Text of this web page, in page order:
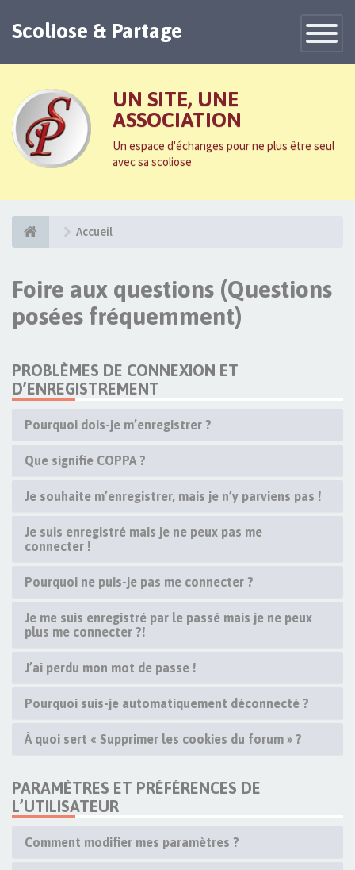
Toggle
Scoliose & Partage
UN SITE, UNE
ASSOCIATION
Un espace d'échanges pour ne plus être seul
avec sa scoliose
Accueil
Foire aux questions (Questions
posées fréquemment)
PROBLÈMES DE CONNEXION ET
D’ENREGISTREMENT
Pourquoi dois-je m’enregistrer ?
Que signifie COPPA ?
Je souhaite m’enregistrer, mais je n’y parviens pas !
Je suis enregistré mais je ne peux pas me
connecter !
Pourquoi ne puis-je pas me connecter ?
Je me suis enregistré par le passé mais je ne peux
plus me connecter ?!
J’ai perdu mon mot de passe !
Pourquoi suis-je automatiquement déconnecté ?
À quoi sert « Supprimer les cookies du forum » ?
PARAMÈTRES ET PRÉFÉRENCES DE
L’UTILISATEUR
Comment modifier mes paramètres ?